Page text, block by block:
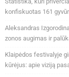
konfiskuotas 161
Aleksandras
zonos augimas ir
Klaipėdos festivalyje
kūrėjus: apie viziją